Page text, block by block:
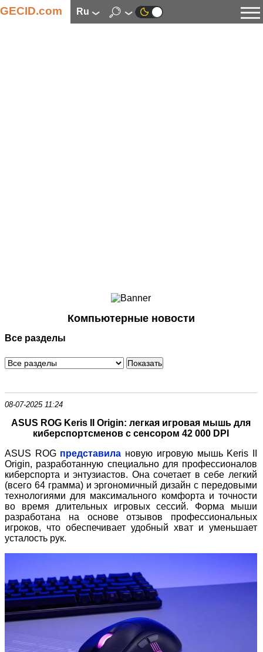
GECID.com ru
Смартфоны
Периферия
Программное обеспечение
Компьютерные новости
Все разделы
08-07-2025 11:24
ASUS ROG Keris II Origin: легкая игровая мышь для
киберспортсменов с сенсором 42 000 DPI
ASUS ROG представила новую игровую мышь Keris II
Origin, разработанную специально для профессионалов
киберспорта и энтузиастов. Она сочетает в себе легкий
(всего 64 грамма) и эргономичный дизайн с передовыми
технологиями для максимального комфорта и точности
во время длительных игровых сессий. Форма мыши
разработана на основе отзывов профессиональных
игроков, что обеспечивает удобный хват и уменьшает
усталость рук.